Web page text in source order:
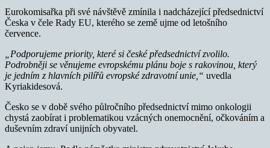
Eurokomisařka při své návštěvě zmínila i nadcházející předsednictví
Česka v čele Rady EU, kterého se země ujme od letošního
července.
„Podporujeme priority, které si české předsednictví zvolilo.
Podrobněji se věnujeme evropskému plánu boje s rakovinou, který
je jedním z hlavních pilířů evropské zdravotní unie,“ uvedla
Kyriakidesová.
Česko se v době svého půlročního předsednictví mimo onkologii
chystá zaobírat i problematikou vzácných onemocnění, očkováním a
duševním zdraví unijních obyvatel.